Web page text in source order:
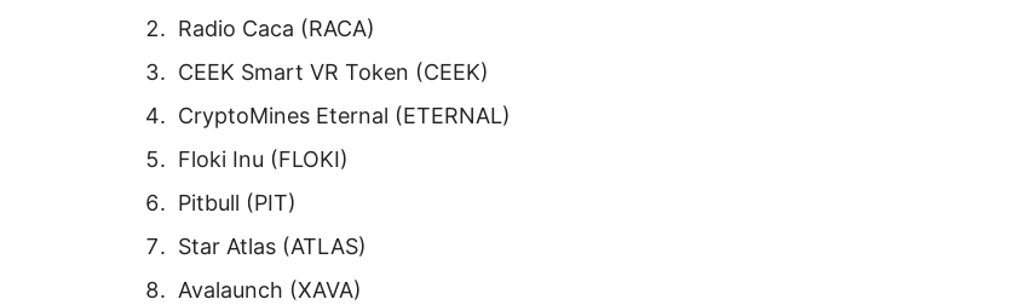
Radio Caca (RACA)
CEEK Smart VR Token (CEEK)
CryptoMines Eternal (ETERNAL)
Floki Inu (FLOKI)
Pitbull (PIT)
Star Atlas (ATLAS)
Avalaunch (XAVA)